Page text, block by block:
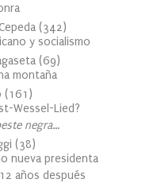
(342)
y socialismo
(69)
montaña
(161 )
Wessel-Lied?
negra…
(38)
nueva presidenta
años después